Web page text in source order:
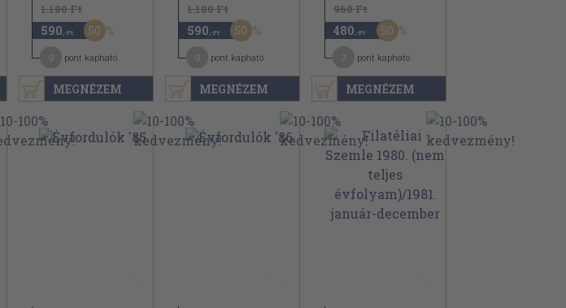
MEGNÉZEM
1.180 Ft
590 ,-Ft 50
pont kapható
MEGNÉZEM
1.180 Ft
590 ,-Ft 50
pont kapható
MEGNÉZEM
960 Ft
480 ,-Ft 50
pont kapható